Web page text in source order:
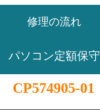
修理の流れ
パソコン定額保守
CP574905-01